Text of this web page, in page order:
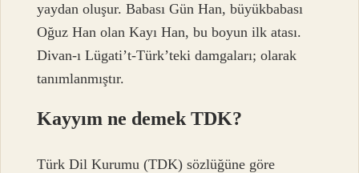
yaydan oluşur. Babası Gün Han, büyükbabası
Oğuz Han olan Kayı Han, bu boyun ilk atası.
Divan-ı Lügati’t-Türk’teki damgaları; olarak
tanımlanmıştır.
Kayyım ne demek TDK?
Türk Dil Kurumu (TDK) sözlüğüne göre